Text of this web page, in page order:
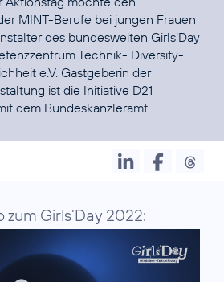
MINT-Berufe bei jungen Frauen
des bundesweiten Girls‘Day
Technik- Diversity-
e.V. Gastgeberin der
ist die Initiative D21
dem Bundeskanzleramt.
Girls’Day 2022: